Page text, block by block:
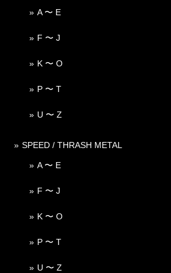
A 〜 E
F 〜 J
K 〜 O
P 〜 T
U 〜 Z
SPEED / THRASH METAL
A 〜 E
F 〜 J
K 〜 O
P 〜 T
U 〜 Z